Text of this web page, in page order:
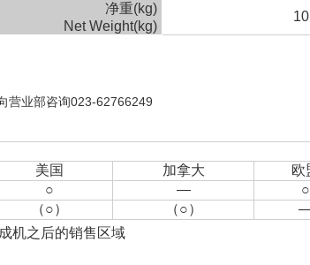
净重(kg)
Net Weight(kg)
营业部咨询023-62766249
美国
加拿大 欧
○ — ○
（○） （○）
机之后的销售区域